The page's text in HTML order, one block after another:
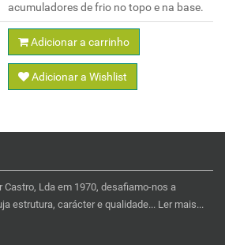
acumuladores de frio no topo e na base.
Adicionar a carrinho
Adicionar a Wishlist
Castro, Lda em 1970, desafiamo-nos a
estrutura, carácter e qualidade... Ler mais...